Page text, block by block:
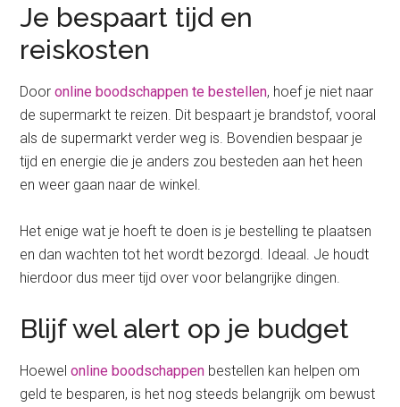
Je bespaart tijd en
reiskosten
Dooronline boodschappen te bestellen, hoef je niet naar
de supermarkt te reizen. Dit bespaart je brandstof, vooral
als de supermarkt verder weg is. Bovendien bespaar je
tijd en energie die je anders zou besteden aan het heen
en weer gaan naar de winkel.
Het enige wat je hoeft te doen is je bestelling te plaatsen
en dan wachten tot het wordt bezorgd. Ideaal. Je houdt
hierdoor dus meer tijd over voor belangrijke dingen.
Blijf wel alert op je budget
Hoewelonline boodschappen bestellen kan helpen om
geld te besparen, is het nog steeds belangrijk om bewust